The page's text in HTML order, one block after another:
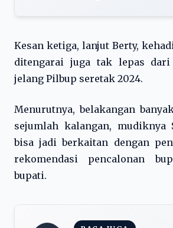
Kesan ketiga, lanjut Berty,
ditengarai juga tak lepas
jelang Pilbup seretak 2024.
Menurutnya, belakangan
sejumlah kalangan, mudiknya
bisa jadi berkaitan dengan
rekomendasi pencalonan
bupati.